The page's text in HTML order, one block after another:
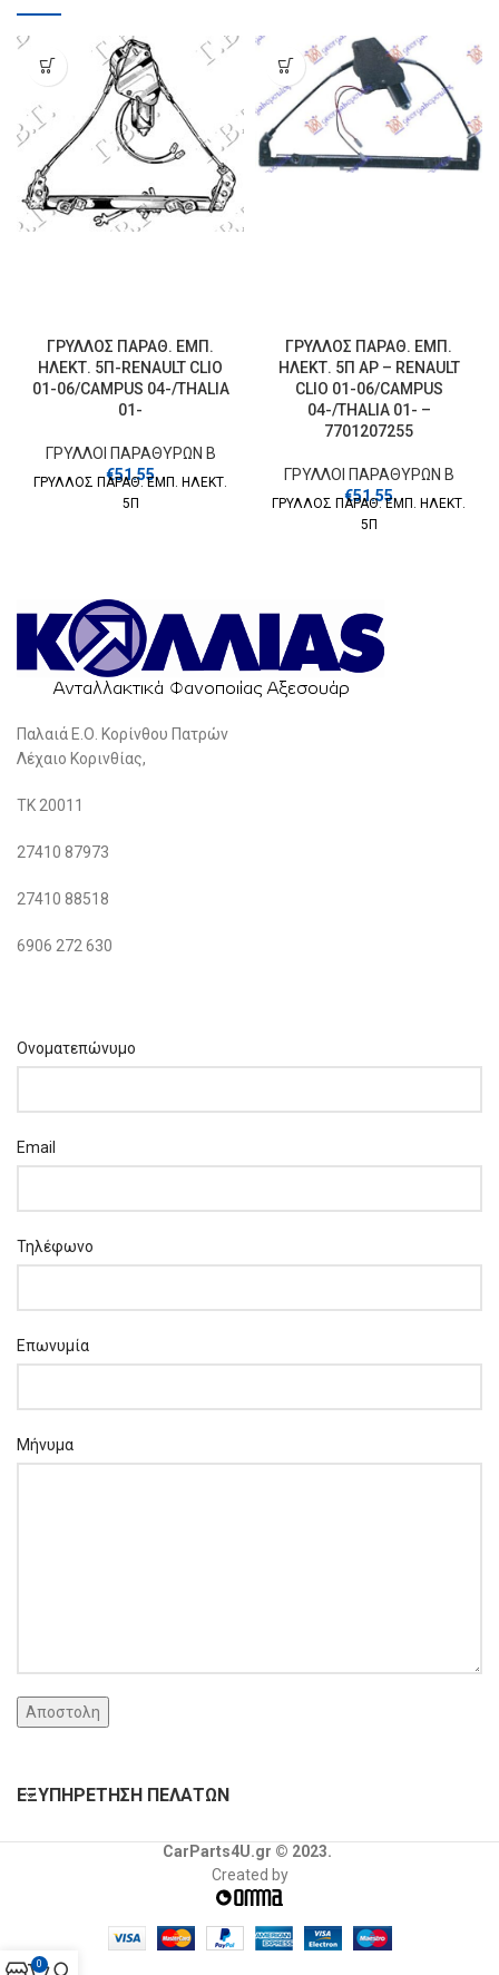
ΓΡΥΛΛΟΣ ΠΑΡΑΘ. ΕΜΠ.
ΗΛΕΚΤ. 5Π-RENAULT CLIO
01-06/CAMPUS 04-/THALIA
01-
ΓΡΥΛΛΟΙ ΠΑΡΑΘΥΡΩΝ Β
€51.55
ΓΡΥΛΛΟΣ ΠΑΡΑΘ. ΕΜΠ. ΗΛΕΚΤ.
5Π
ΓΡΥΛΛΟΣ ΠΑΡΑΘ. ΕΜΠ.
ΗΛΕΚΤ. 5Π ΑΡ – RENAULT
CLIO 01-06/CAMPUS
04-/THALIA 01- –
7701207255
ΓΡΥΛΛΟΙ ΠΑΡΑΘΥΡΩΝ Β
€51.55
ΓΡΥΛΛΟΣ ΠΑΡΑΘ. ΕΜΠ. ΗΛΕΚΤ.
5Π
Παλαιά Ε.Ο. Κορίνθου Πατρών
Λέχαιο Κορινθίας,
ΤΚ 20011
27410 87973
27410 88518
6906 272 630
Ονοματεπώνυμο
Email
Τηλέφωνο
Επωνυμία
Μήνυμα
ΕΞΥΠΗΡΕΤΗΣΗ ΠΕΛΑΤΩΝ
CarParts4U.gr © 2023.
Created by
0